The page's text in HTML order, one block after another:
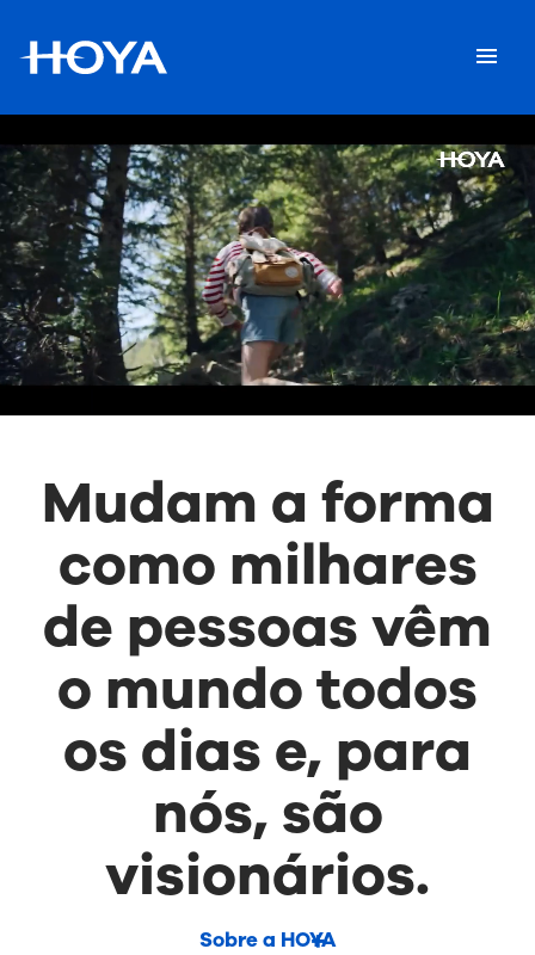
Mudam a forma
como milhares
de pessoas vêm
o mundo todos
os dias e, para
nós, são
visionários.
Sobre a HOYA